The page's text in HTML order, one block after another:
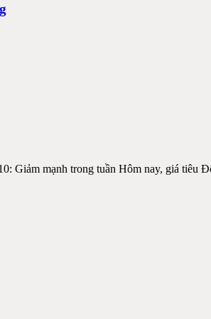
Giảm mạnh trong tuần Hôm nay, giá tiêu